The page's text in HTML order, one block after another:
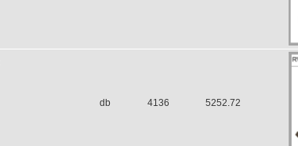
db 4136 5252.72